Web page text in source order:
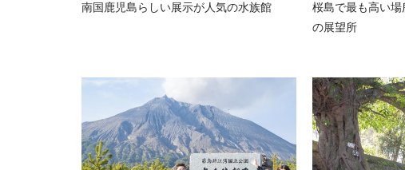
南国鹿児島らしい展示が人気の水族館
桜島で最も高い
の展望所